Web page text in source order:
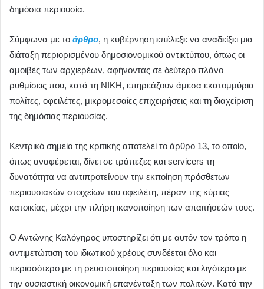
δημόσια περιουσία.
Σύμφωνα με το άρθρο, η κυβέρνηση επέλεξε να αναδείξει μια
διάταξη περιορισμένου δημοσιονομικού αντικτύπου, όπως οι
αμοιβές των αρχιερέων, αφήνοντας σε δεύτερο πλάνο
ρυθμίσεις που, κατά τη ΝΙΚΗ, επηρεάζουν άμεσα εκατομμύρια
πολίτες, οφειλέτες, μικρομεσαίες επιχειρήσεις και τη διαχείριση
της δημόσιας περιουσίας.
Κεντρικό σημείο της κριτικής αποτελεί το άρθρο 13, το οποίο,
όπως αναφέρεται, δίνει σε τράπεζες και servicers τη
δυνατότητα να αντιπροτείνουν την εκποίηση πρόσθετων
περιουσιακών στοιχείων του οφειλέτη, πέραν της κύριας
κατοικίας, μέχρι την πλήρη ικανοποίηση των απαιτήσεών τους.
Ο Αντώνης Καλόγηρος υποστηρίζει ότι με αυτόν τον τρόπο η
αντιμετώπιση του ιδιωτικού χρέους συνδέεται όλο και
περισσότερο με τη ρευστοποίηση περιουσίας και λιγότερο με
την ουσιαστική οικονομική επανένταξη των πολιτών. Κατά την